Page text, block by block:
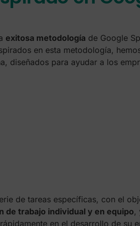
exitosa metodología de Google
en esta metodología,
diseñados para ayudar a los
de tareas específicas, con el
de trabajo individual y en equipo,
en el desarrollo de su